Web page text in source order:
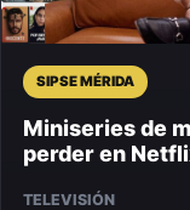
SIPSE MÉRIDA
Miniseries de
perder en
TELEVISIÓN